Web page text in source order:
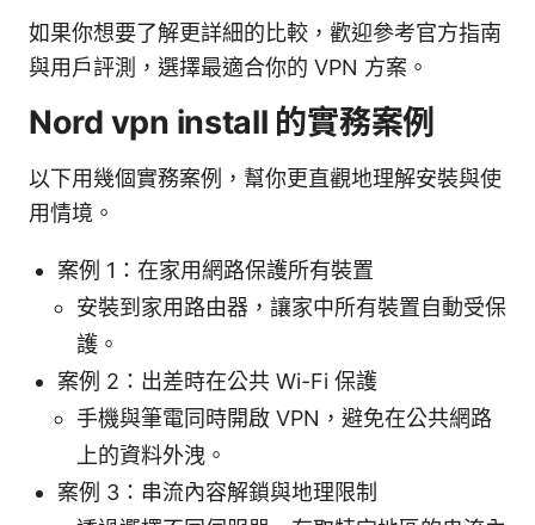
如果你想要了解更詳細的比較，歡迎參考官方指南
與用戶評測，選擇最適合你的 VPN 方案。
Nord vpn install 的實務案例
以下用幾個實務案例，幫你更直觀地理解安裝與使
用情境。
案例 1：在家用網路保護所有裝置
安裝到家用路由器，讓家中所有裝置自動受保
護。
案例 2：出差時在公共 Wi-Fi 保護
手機與筆電同時開啟 VPN，避免在公共網路
上的資料外洩。
案例 3：串流內容解鎖與地理限制